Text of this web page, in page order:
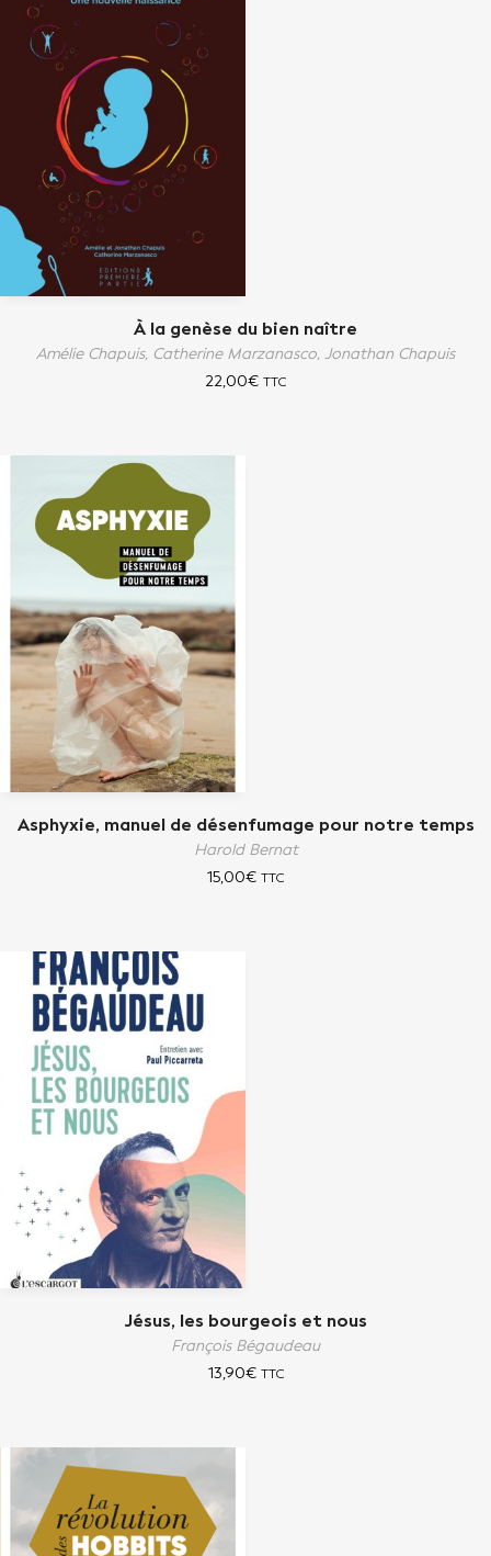
À la genèse du bien naître
Amélie Chapuis, Catherine Marzanasco, Jonathan Chapuis
22,00€ TTC
Asphyxie, manuel de désenfumage pour notre temps
Harold Bernat
15,00€ TTC
Jésus, les bourgeois et nous
François Bégaudeau
13,90€ TTC